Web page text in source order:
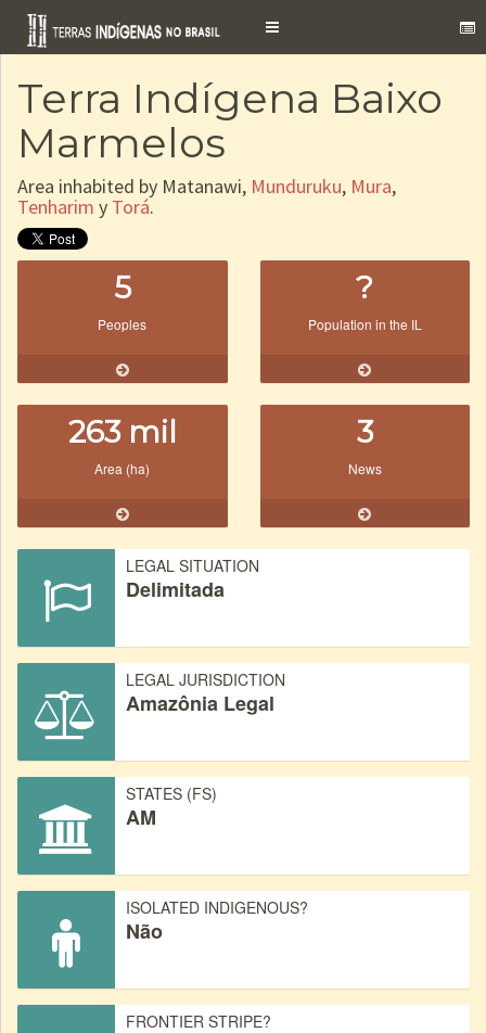
Toggle
Terra Indígena Baixo
Marmelos
Area inhabited by Matanawi, Munduruku, Mura,
Tenharim y Torá.
5
Peoples
?
Population in the IL
263 mil
Area (ha)
3
News
LEGAL SITUATION
Delimitada
LEGAL JURISDICTION
Amazônia Legal
STATES (FS)
AM
ISOLATED INDIGENOUS?
Não
FRONTIER STRIPE?